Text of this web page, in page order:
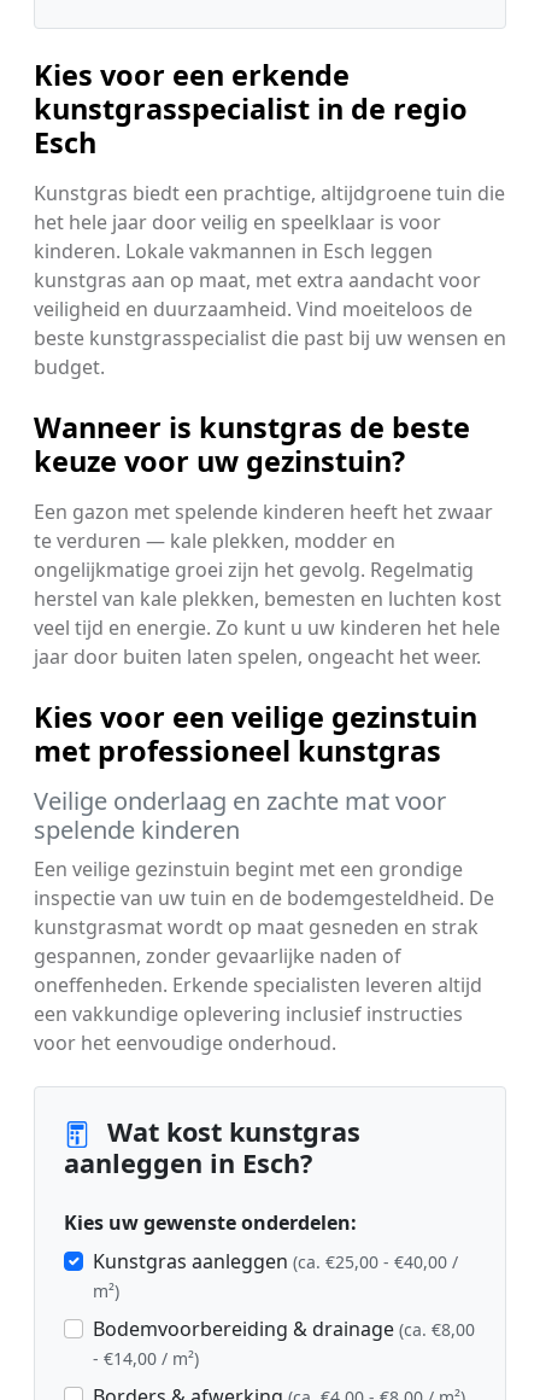
Kies voor een erkende
kunstgrasspecialist in de regio
Esch
Kunstgras biedt een prachtige, altijdgroene tuin die
het hele jaar door veilig en speelklaar is voor
kinderen. Lokale vakmannen in Esch leggen
kunstgras aan op maat, met extra aandacht voor
veiligheid en duurzaamheid. Vind moeiteloos de
beste kunstgrasspecialist die past bij uw wensen en
budget.
Wanneer is kunstgras de beste
keuze voor uw gezinstuin?
Een gazon met spelende kinderen heeft het zwaar
te verduren — kale plekken, modder en
ongelijkmatige groei zijn het gevolg. Regelmatig
herstel van kale plekken, bemesten en luchten kost
veel tijd en energie. Zo kunt u uw kinderen het hele
jaar door buiten laten spelen, ongeacht het weer.
Kies voor een veilige gezinstuin
met professioneel kunstgras
Veilige onderlaag en zachte mat voor
spelende kinderen
Een veilige gezinstuin begint met een grondige
inspectie van uw tuin en de bodemgesteldheid. De
kunstgrasmat wordt op maat gesneden en strak
gespannen, zonder gevaarlijke naden of
oneffenheden. Erkende specialisten leveren altijd
een vakkundige oplevering inclusief instructies
voor het eenvoudige onderhoud.
Wat kost kunstgras
aanleggen in Esch?
Kies uw gewenste onderdelen:
Kunstgras aanleggen (ca. €25,00 - €40,00 /
m²)
Bodemvoorbereiding & drainage (ca. €8,00
- €14,00 / m²)